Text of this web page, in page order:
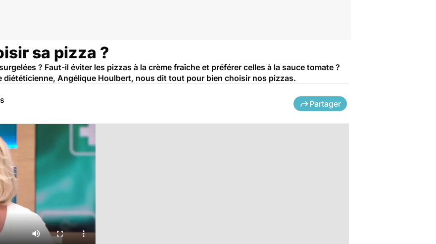
sa pizza ?
? Faut-il éviter les pizzas à la crème fraîche et préférer celles à la sauce tomate ?
diététicienne, Angélique Houlbert, nous dit tout pour bien choisir nos pizzas.
Partager